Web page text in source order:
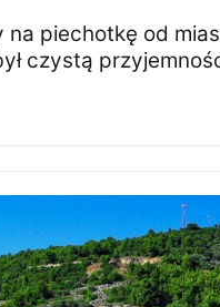
na piechotkę od
czystą